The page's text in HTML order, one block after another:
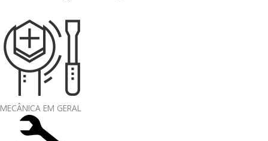
MECÂNICA EM GERAL